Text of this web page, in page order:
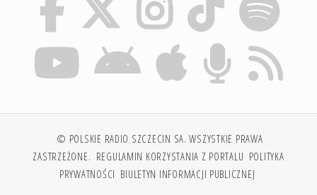
© POLSKIE RADIO SZCZECIN SA. WSZYSTKIE PRAWA
ZASTRZEŻONE. REGULAMIN KORZYSTANIA Z PORTALU POLITYKA
PRYWATNOŚCI BIULETYN INFORMACJI PUBLICZNEJ